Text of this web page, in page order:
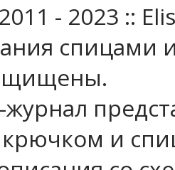
- 2023 ::
спицами
крючком и